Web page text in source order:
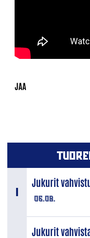
06.08.
Jukurit
Jukurit